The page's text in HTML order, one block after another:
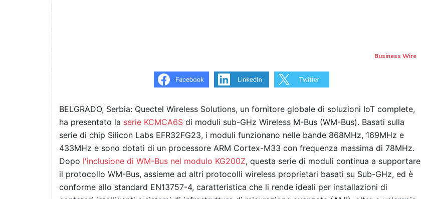
Business Wire
BELGRADO, Serbia: Quectel Wireless Solutions, un fornitore globale di soluzioni IoT complete,
ha presentato la serie KCMCA6S di moduli sub-GHz Wireless M-Bus (WM-Bus). Basati sulla
serie di chip Silicon Labs EFR32FG23, i moduli funzionano nelle bande 868MHz, 169MHz e
433MHz e sono dotati di un processore ARM Cortex-M33 con frequenza massima di 78MHz.
Dopo l'inclusione di WM-Bus nel modulo KG200Z, questa serie di moduli continua a supportare
il protocollo WM-Bus, assieme ad altri protocolli wireless proprietari basati su Sub-GHz, ed è
conforme allo standard EN13757-4, caratteristica che li rende ideali per installazioni di